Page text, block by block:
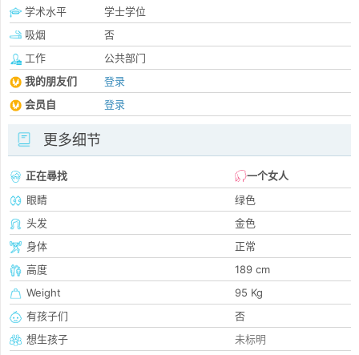
学术水平
学士学位
吸烟
否
工作
公共部门
我的朋友们
登录
会员自
登录
更多细节
正在尋找
一个女人
眼睛
绿色
头发
金色
身体
正常
高度
189 cm
Weight
95 Kg
有孩子们
否
想生孩子
未标明